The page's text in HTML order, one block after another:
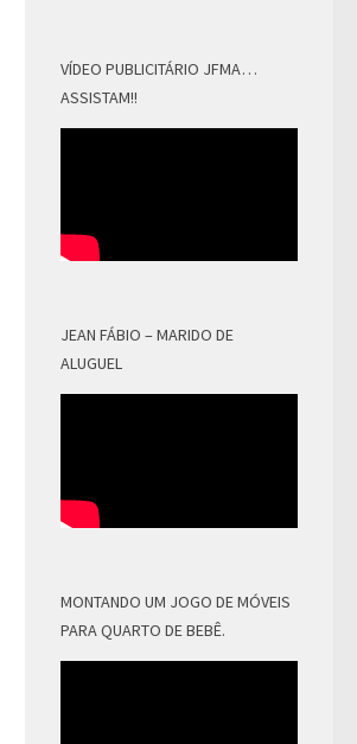
VÍDEO PUBLICITÁRIO JFMA…
ASSISTAM!!
JEAN FÁBIO – MARIDO DE
ALUGUEL
MONTANDO UM JOGO DE MÓVEIS
PARA QUARTO DE BEBÊ.